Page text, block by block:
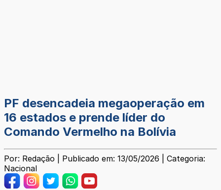
PF desencadeia megaoperação em
16 estados e prende líder do
Comando Vermelho na Bolívia
Por: Redação | Publicado em: 13/05/2026 | Categoria:
Nacional